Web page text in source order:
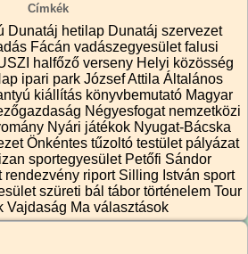
Címkék
Dunatáj hetilap Dunatáj szervezet
Fácán vadászegyesületfalusi
halfőző verseny Helyi közösség
ipari park József Attila Általános
kiállítás könyvbemutató Magyar
Négyesfogat nemzetközi
Nyári játékok Nyugat-Bácska
Önkéntes tűzoltó testület pályázat
sportegyesület Petőfi Sándor
rendezvény riport Silling István sport
szüreti bál tábor történelem Tour
Vajdaság Ma választások